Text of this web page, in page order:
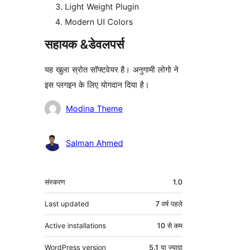
Light Weight Plugin
Modern UI Colors
सहायक &डेवलपर्स
यह खुला स्रोत सॉफ्टवेयर है। अनुगामी लोगो ने
इस प्लगइन के लिए योगदान दिया है।
योगदानकर्ताModina Theme
Salman Ahmed
मेटा
संस्करण 1.0
Last updated 7 वर्ष पहले
Active installations 10 से कम
WordPress version 5.1 या ज्यादा